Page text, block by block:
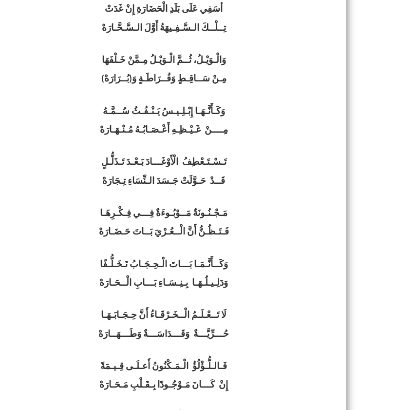
أسَفِي عَلَى بَلَدِ الْحَضَارَةِ إِنْ غَدَتْ
تِــلْــكَ الـسَّـفِـيهَةُ أَوَّلَ الـسَّـحَّـارَهْ
وَالْـوَيْـلُ، ثُــمَّ الْـوَيْـلُ مِـمَّنْ خَـلْفَهَا
مِـنْ سَــاقِـطٍ وَفُــرَاطَـةٍ وَ(بُــرَارَهْ)
وَكَـأَنَّـهَـا إِبْـلِـيـسُ يَـنْـفُـثُ سُــمَّـهُ
مِــــنْ غَـيْـظِـهِ أَعْـصَـابُـهُ مُـنْـهَـارَهْ
تَـسْـتَـعْطِفُ الْأَوْغَـــادَ بَـعْـدَ تَـذَلُّـلٍ
قَــدْ حَـوَّلَتْ جَـسَدَ الـنِّسَاءِ تِـجَارَهْ
مَـجْـنُـونَةٌ مَــوْبُـوءَةٌ فِـــي فِـكْـرِهَـا
فَـتَـظُـنُّ أَنَّ الْــعُـرْيَ بَــاتَ حَـضَـارَهْ
وَكَــأَنَّـمَـا بَـــاتَ الْـحِـجَـابُ تَـخَـلُّـفًا
وَدَلِـيـلُـهَـا بِـنِـسَـاءِ بَـــابِ الْــحَـارَهْ
لَا تَــعْـلَـمُ الْــخَـرْقَـاءُ أَنَّ حِـجَـابَـهَـا
حُـــرِّيَّـــةٌ وَقَـــدَاسَـــةٌ وَطَـــهَــارَهْ
فَـالـلُّـؤْلُؤُ الْـمَـكْنُونُ أَعـلَـى قِـيـمَةً
إِنْ كَـــانَ مَـوْجُـودًا بِـقَـلْبِ مَـحَـارَهْ